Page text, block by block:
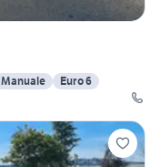
Manuale
Euro 6